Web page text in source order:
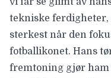
tekniske
sterkest når den
fotballikonet. Hans
fremtoning gjør ham